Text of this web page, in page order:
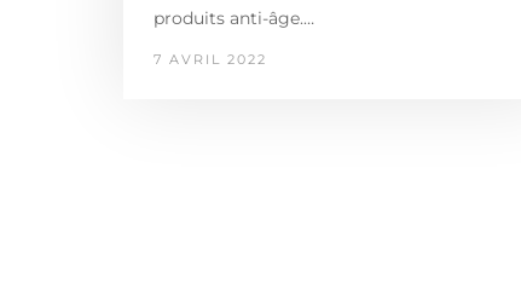
produits anti-âge.…
7 AVRIL 2022